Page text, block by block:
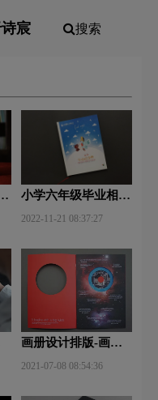
宸 搜索
小学六年级毕业相册
2022-11-21 08:37:27
画册设计排版-画册
2021-07-08 08:54:36